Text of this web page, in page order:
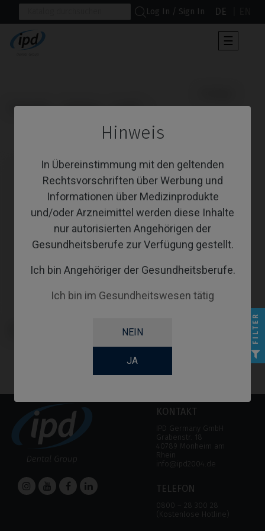
Hinweis
In Übereinstimmung mit den geltenden
Rechtsvorschriften über Werbung und
Informationen über Medizinprodukte
und/oder Arzneimittel werden diese Inhalte
nur autorisierten Angehörigen der
Gesundheitsberufe zur Verfügung gestellt.
Ich bin Angehöriger der Gesundheitsberufe.
Ich bin im Gesundheitswesen tätig
NEIN
JA
Log In / Sign In DE
der
☰
Startseite Systeme Core®
Analoge
KONTAKT
IPD Germany GmbH
Grabenstr. 18
40789 Monheim am
Rhein
info@ipd2004.de
TELEFON
0800 – 28 300 28
(Kostenlose Hotline)
FILTER